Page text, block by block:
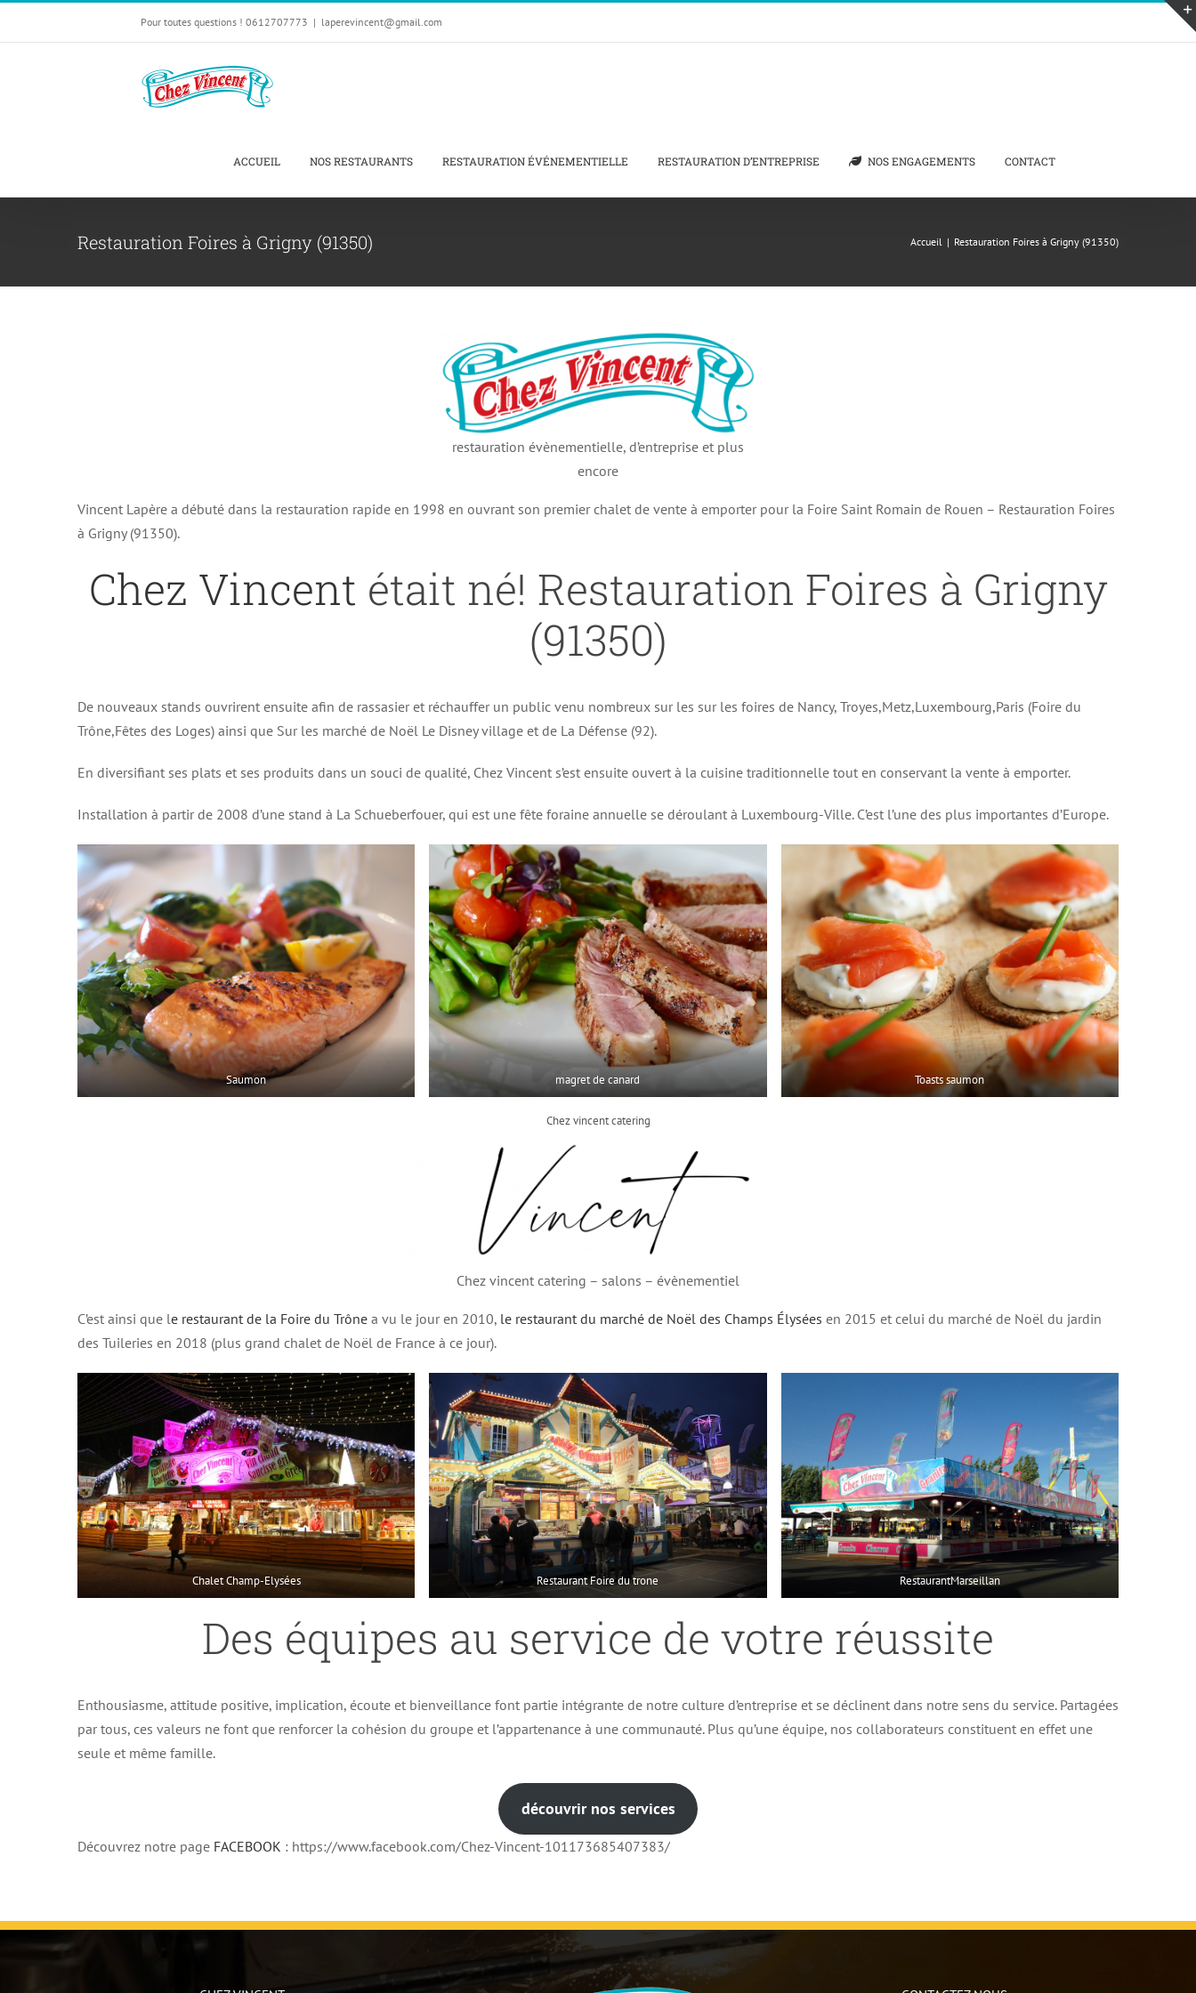
Pour toutes questions ! 0612707773 | laperevincent@gmail.com
ACCUEIL NOS RESTAURANTS RESTAURATION ÉVÉNEMENTIELLE RESTAURATION D’ENTREPRISE NOS ENGAGEMENTS CONTACT
Restauration Foires à Grigny (91350) Accueil | Restauration Foires à Grigny (91350)
restauration évènementielle, d’entreprise et plus
encore
Vincent Lapère a débuté dans la restauration rapide en 1998 en ouvrant son premier chalet de vente à emporter pour la Foire Saint Romain de Rouen – Restauration Foires
à Grigny (91350).
Chez Vincent était né! Restauration Foires à Grigny
(91350)
De nouveaux stands ouvrirent ensuite afin de rassasier et réchauffer un public venu nombreux sur les sur les foires de Nancy, Troyes,Metz,Luxembourg,Paris (Foire du
Trône,Fêtes des Loges) ainsi que Sur les marché de Noël Le Disney village et de La Défense (92).
En diversifiant ses plats et ses produits dans un souci de qualité, Chez Vincent s’est ensuite ouvert à la cuisine traditionnelle tout en conservant la vente à emporter.
Installation à partir de 2008 d’une stand à La Schueberfouer, qui est une fête foraine annuelle se déroulant à Luxembourg-Ville. C’est l’une des plus importantes d’Europe.
Saumon magret de canard Toasts saumon
Chez vincent catering
Chez vincent catering – salons – évènementiel
C’est ainsi que le restaurant de la Foire du Trône a vu le jour en 2010, le restaurant du marché de Noël des Champs Élysées en 2015 et celui du marché de Noël du jardin
des Tuileries en 2018 (plus grand chalet de Noël de France à ce jour).
Chalet Champ-Elysées Restaurant Foire du trone RestaurantMarseillan
Des équipes au service de votre réussite
Enthousiasme, attitude positive, implication, écoute et bienveillance font partie intégrante de notre culture d’entreprise et se déclinent dans notre sens du service. Partagées
par tous, ces valeurs ne font que renforcer la cohésion du groupe et l’appartenance à une communauté. Plus qu’une équipe, nos collaborateurs constituent en effet une
seule et même famille.
découvrir nos services
Découvrez notre page FACEBOOK : https://www.facebook.com/Chez-Vincent-101173685407383/